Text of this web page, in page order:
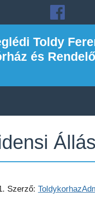
Toldy
és
Szerző: